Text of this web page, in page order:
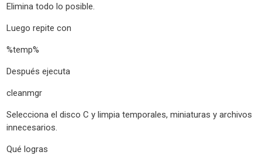
Elimina todo lo posible.
Luego repite con
%temp%
Después ejecuta
cleanmgr
Selecciona el disco C y limpia temporales, miniaturas y archivos
innecesarios.
Qué logras